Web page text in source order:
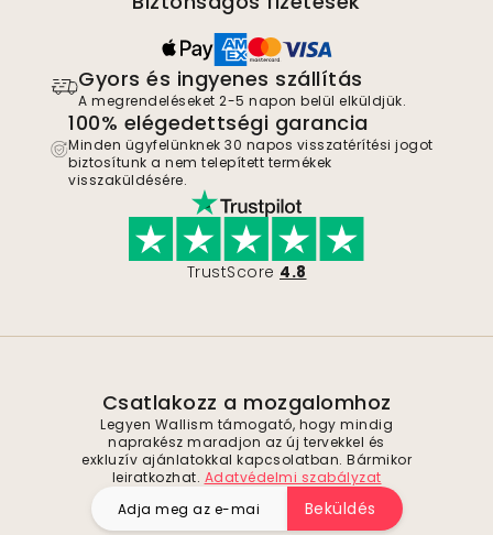
Gyors és ingyenes szállítás
A megrendeléseket 2-5 napon belül elküldjük.
100% elégedettségi garancia
Minden ügyfelünknek 30 napos visszatérítési jogot
biztosítunk a nem telepített termékek
visszaküldésére.
TrustScore 4.8
Csatlakozz a mozgalomhoz
Legyen Wallism támogató, hogy mindig
naprakész maradjon az új tervekkel és
exkluzív ajánlatokkal kapcsolatban. Bármikor
leiratkozhat. Adatvédelmi szabályzat
Beküldés